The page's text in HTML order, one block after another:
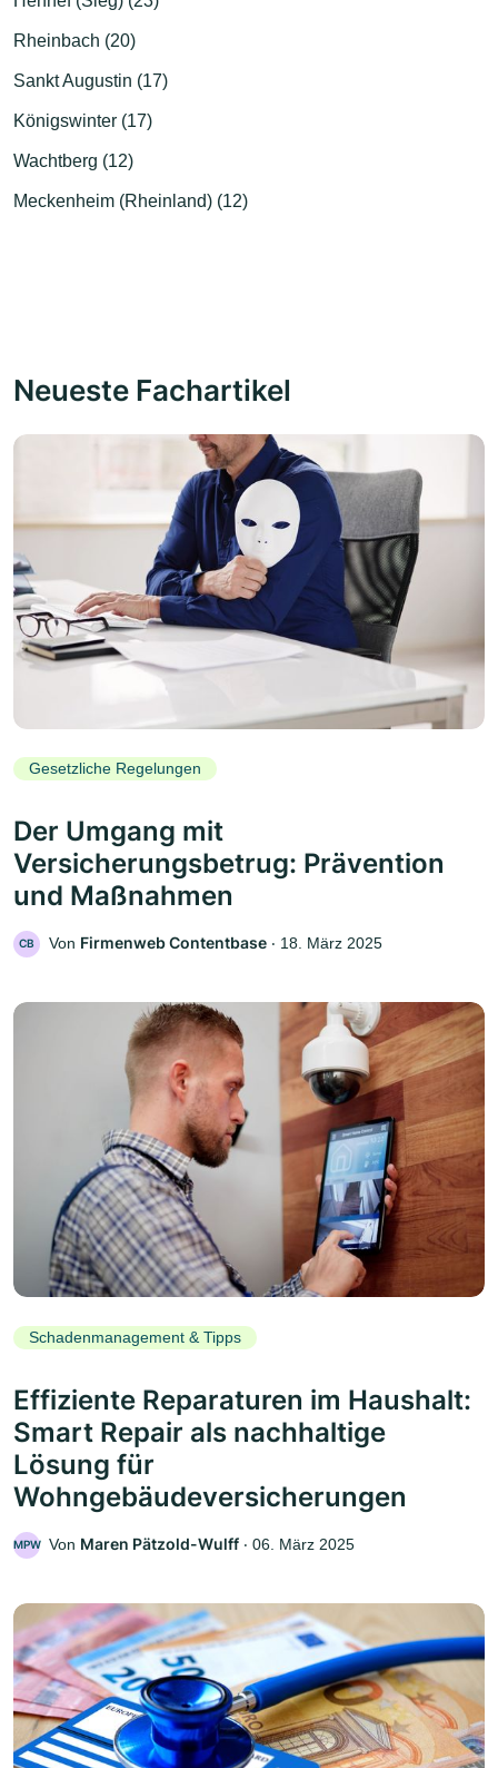
Rheinbach (20)
Sankt Augustin (17)
Königswinter (17)
Wachtberg (12)
Meckenheim (Rheinland) (12)
Neueste Fachartikel
Gesetzliche Regelungen
Der Umgang mit
Versicherungsbetrug: Prävention
und Maßnahmen
CB Von Firmenweb Contentbase ‧ 18. März 2025
Schadenmanagement & Tipps
Effiziente Reparaturen im Haushalt:
Smart Repair als nachhaltige
Lösung für
Wohngebäudeversicherungen
MPW Von Maren Pätzold-Wulff ‧ 06. März 2025